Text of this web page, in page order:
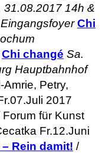
31.08.2017 14h &
Chi
Chi changé Sa.
Hauptbahnhof
Amrie, Petry,
2017
für Kunst
Fr.12.Juni
Rein damit! /